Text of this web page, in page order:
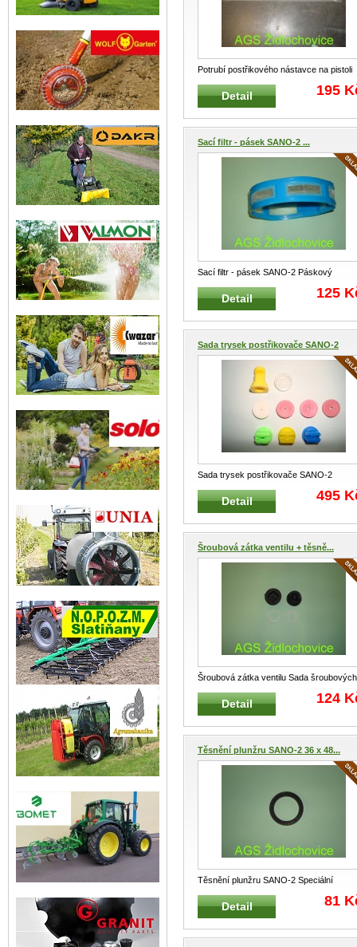
Potrubí postřikového nástavce na pistoli
PILMET SANO-2 Postřikový nástav...
Detail 195
Sací filtr - pásek SANO-2 ...
Sací filtr - pásek SANO-2 Páskový
sací filtr zádového postřikovače PILME
Detail 125
Sada trysek postřikovače SANO-2
Sada trysek postřikovače SANO-2
Zvýhodněná sada trysek pro plošný,
...
Detail 495
Šroubová zátka ventilu + těsně...
Šroubová zátka ventilu Sada šroubových
zátek sacího a výtlačného ventilu...
Detail 124
Těsnění plunžru SANO-2 36 x 48...
Těsnění plunžru SANO-2 Speciální
těsnění plunžru zádového postřikovače
Detail 81